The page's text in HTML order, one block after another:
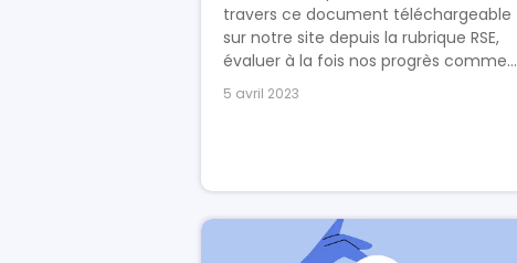
travers ce document téléchargeable
sur notre site depuis la rubrique RSE,
évaluer à la fois nos progrès comme...
5 avril 2023